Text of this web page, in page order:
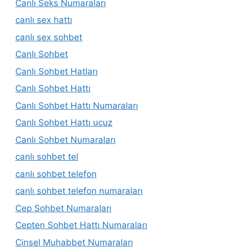
Canlı Seks Numaraları
canlı sex hattı
canlı sex sohbet
Canlı Sohbet
Canlı Sohbet Hatları
Canlı Sohbet Hattı
Canlı Sohbet Hattı Numaraları
Canlı Sohbet Hattı ucuz
Canlı Sohbet Numaraları
canlı sohbet tel
canlı sohbet telefon
canlı sohbet telefon numaraları
Cep Sohbet Numaraları
Cepten Sohbet Hattı Numaraları
Cinsel Muhabbet Numaraları